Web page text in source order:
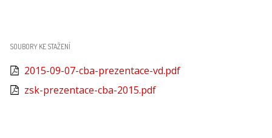
SOUBORY KE STAŽENÍ
2015-09-07-cba-prezentace-vd.pdf
zsk-prezentace-cba-2015.pdf